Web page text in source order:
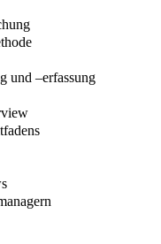
und –erfassung